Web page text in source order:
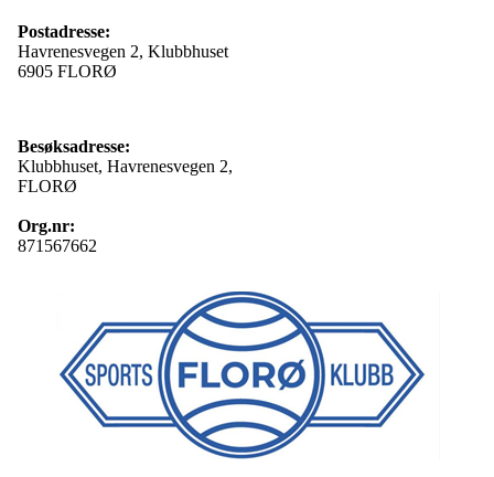
Postadresse:
Havrenesvegen 2, Klubbhuset
6905 FLORØ
Besøksadresse:
Klubbhuset, Havrenesvegen 2,
FLORØ
Org.nr:
871567662